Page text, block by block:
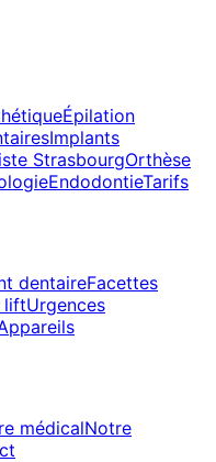
Épilation
Implants
StrasbourgOrthèse
EndodontieTarifs
dentaireFacettes
liftUrgences
médicalNotre